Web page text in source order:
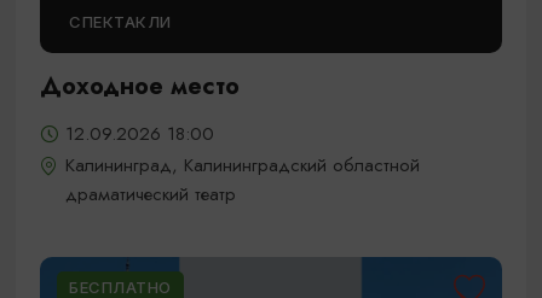
СПЕКТАКЛИ
Доходное место
12.09.2026 18:00
Калининград, Калининградский областной
драматический театр
БЕСПЛАТНО